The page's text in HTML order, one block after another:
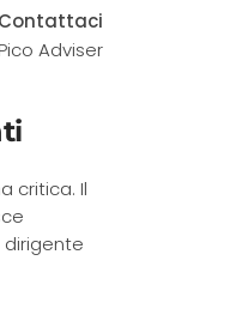
Contattaci
critica. Il